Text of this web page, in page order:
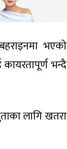
भएको
भन्दै
लागि खतरा